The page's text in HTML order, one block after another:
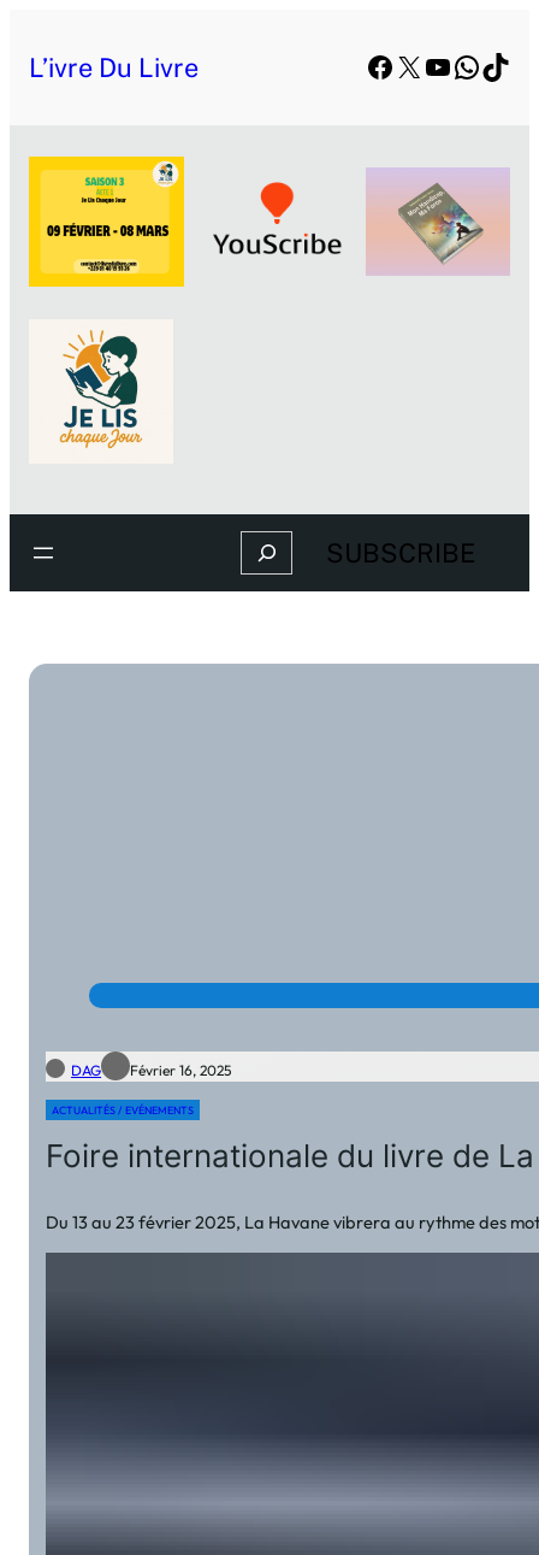
L’ivre Du Livre Facebook
X YouTube
Search SUBSCRIBE
DAG Février 16, 2025
ACTUALITÉS / EVÉNEMENTS
Foire internationale du livre de
Du 13 au 23 février 2025, La Havane vibrera au rythme des